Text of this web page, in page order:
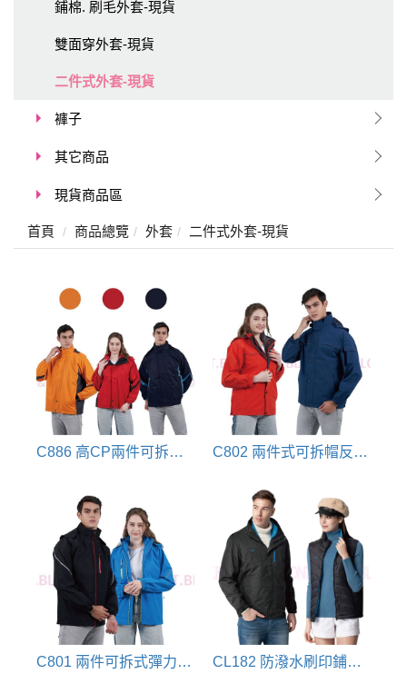
鋪棉. 刷毛外套-現貨
雙面穿外套-現貨
二件式外套-現貨
褲子
其它商品
現貨商品區
首頁 商品總覽 外套 二件式外套-現貨
C886 高CP兩件可拆式透氣外套(丈青/橘/紅) C802 兩件式可拆帽反光條兩件式外套(暗墨藍/亮橘)
C801 兩件可拆式彈力修身外套(彩藍/黑) CL182 防潑水刷印鋪棉兩件式保暖外套(黑)